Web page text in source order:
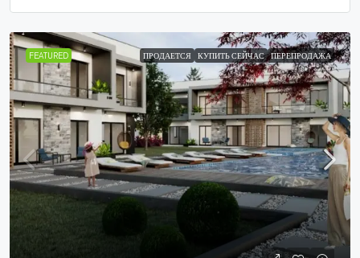
FEATURED ПРОДАЕТСЯ КУПИТЬ СЕЙЧАС ПЕРЕПРОДАЖА